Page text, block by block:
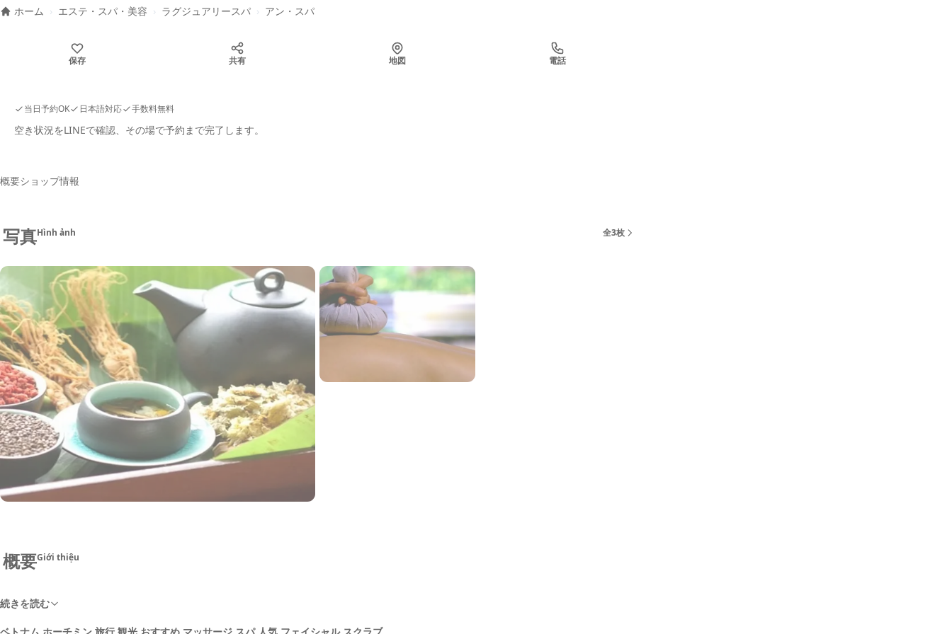
ホーム › エステ・スパ・美容 › ラグジュアリースパ › アン・スパ
保存 共有 地図 電話
当日予約OK 日本語対応 手数料無料
空き状況をLINEで確認、その場で予約まで完了します。
概要ショップ情報
写真Hình ảnh 全3枚
概要Giới thiệu
続きを読む